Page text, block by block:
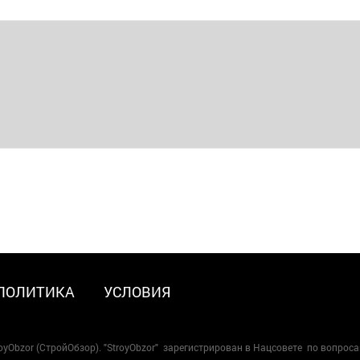
УСЛОВИЯ
(СтройОбзор). "StroyObzor" зарегистрирован в Нацсовете по